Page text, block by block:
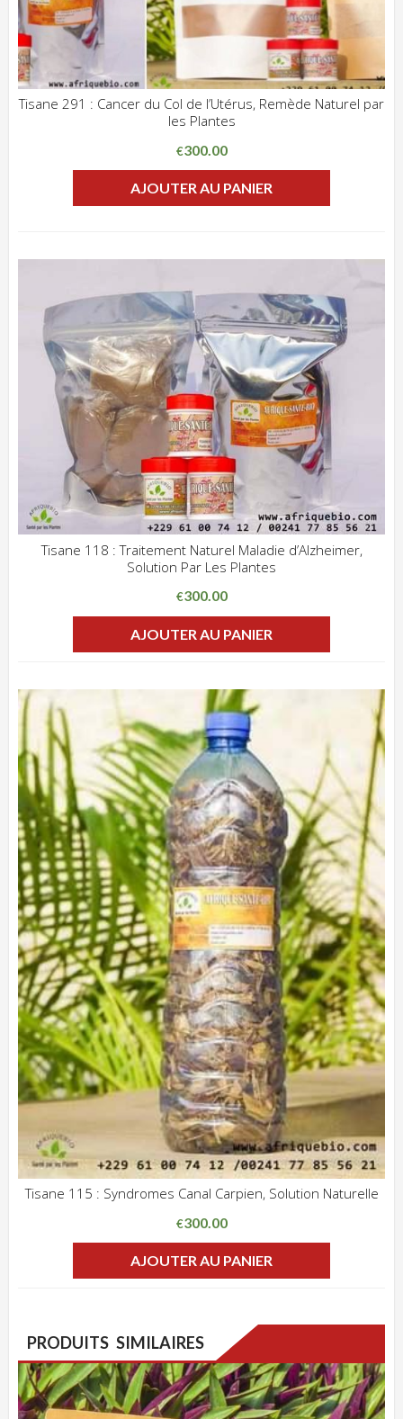
Tisane 291 : Cancer du Col de l’Utérus, Remède Naturel par
les Plantes
€300.00
AJOUTER AU PANIER
Tisane 118 : Traitement Naturel Maladie d’Alzheimer,
Solution Par Les Plantes
€300.00
AJOUTER AU PANIER
Tisane 115 : Syndromes Canal Carpien, Solution Naturelle
€300.00
AJOUTER AU PANIER
PRODUITS SIMILAIRES